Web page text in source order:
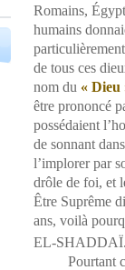
Romains,
humains
de tous ces
nom du « Dieu
être prononcé
possédaient
de sonnant
l’implorer par
drôle de foi, et
Être Suprême
ans, voilà
EL-SHADDAÏ.
Pourtant